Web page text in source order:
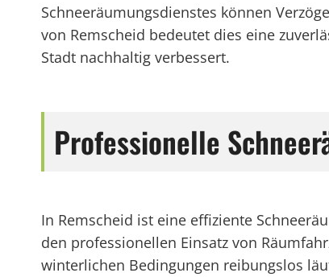
Schneeräumungsdienstes können
von Remscheid bedeutet dies eine
Stadt nachhaltig verbessert.
Professionelle
In Remscheid ist eine effiziente
den professionellen Einsatz von
winterlichen Bedingungen reibungslos